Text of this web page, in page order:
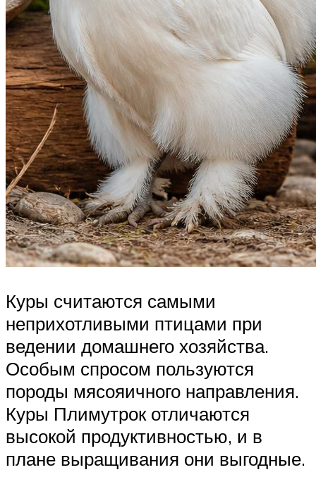
Куры считаются самыми
неприхотливыми птицами при
ведении домашнего хозяйства.
Особым спросом пользуются
породы мясояичного направления.
Куры Плимутрок отличаются
высокой продуктивностью, и в
плане выращивания они выгодные.